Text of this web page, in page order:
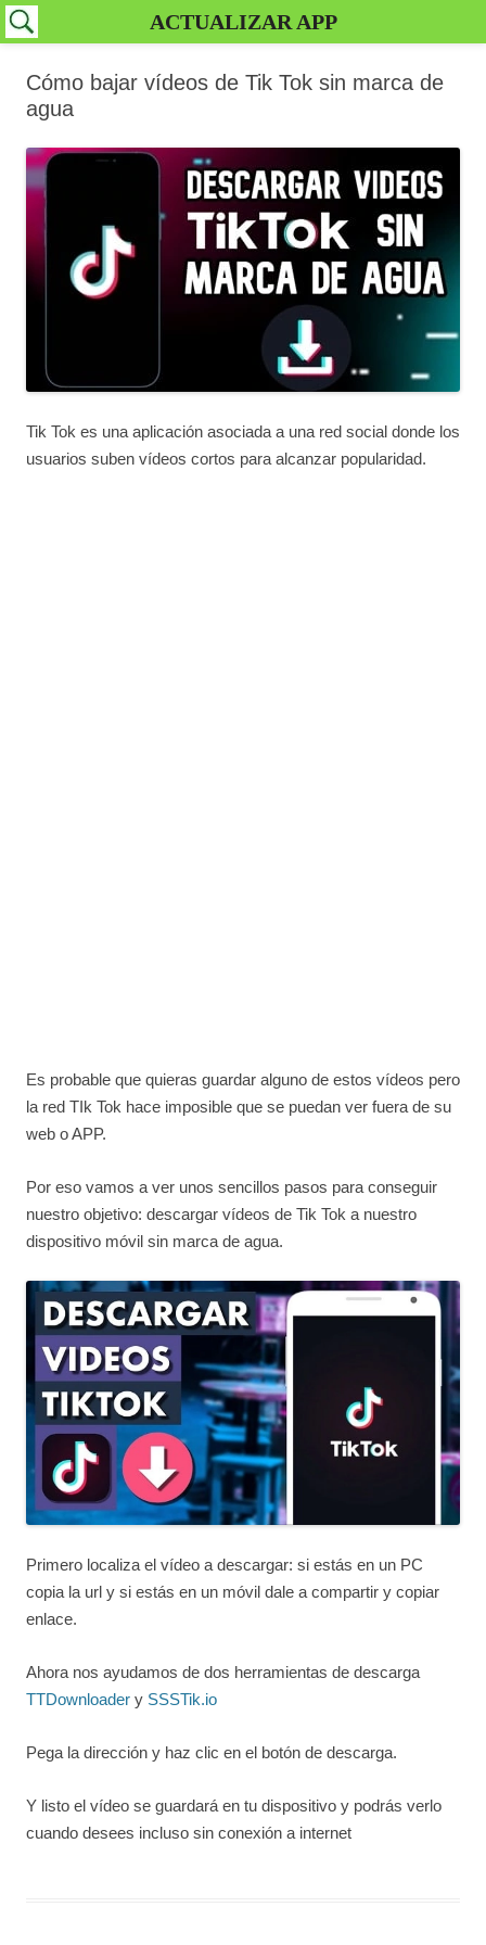
Cómo bajar vídeos de Tik Tok sin marca de
agua
Tik Tok es una aplicación asociada a una red social donde los
usuarios suben vídeos cortos para alcanzar popularidad.
Es probable que quieras guardar alguno de estos vídeos pero
la red TIk Tok hace imposible que se puedan ver fuera de su
web o APP.
Por eso vamos a ver unos sencillos pasos para conseguir
nuestro objetivo: descargar vídeos de Tik Tok a nuestro
dispositivo móvil sin marca de agua.
Primero localiza el vídeo a descargar: si estás en un PC
copia la url y si estás en un móvil dale a compartir y copiar
enlace.
Ahora nos ayudamos de dos herramientas de descarga
TTDownloader y SSSTik.io
Pega la dirección y haz clic en el botón de descarga.
Y listo el vídeo se guardará en tu dispositivo y podrás verlo
cuando desees incluso sin conexión a internet
ACTUALIZAR APP